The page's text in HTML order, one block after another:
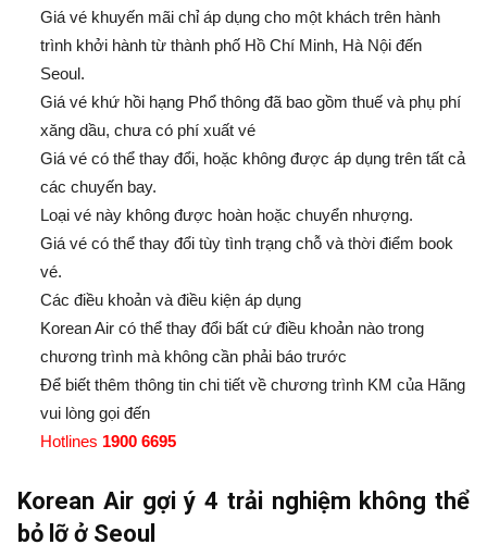
Giá vé khuyến mãi chỉ áp dụng cho một khách trên hành
trình khởi hành từ thành phố Hồ Chí Minh, Hà Nội đến
Seoul.
Giá vé khứ hồi hạng Phổ thông đã bao gồm thuế và phụ phí
xăng dầu, chưa có phí xuất vé
Giá vé có thể thay đổi, hoặc không được áp dụng trên tất cả
các chuyến bay.
Loại vé này không được hoàn hoặc chuyển nhượng.
Giá vé có thể thay đổi tùy tình trạng chỗ và thời điểm book
vé.
Các điều khoản và điều kiện áp dụng
Korean Air có thể thay đổi bất cứ điều khoản nào trong
chương trình mà không cần phải báo trước
Để biết thêm thông tin chi tiết về chương trình KM của Hãng
vui lòng gọi đến
Hotlines 1900 6695
Korean Air gợi ý 4 trải nghiệm không thể
bỏ lỡ ở Seoul